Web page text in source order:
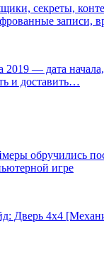
секреты,
записи,
2019 — дата
и доставить…
обручились
игре
Дверь 4х4